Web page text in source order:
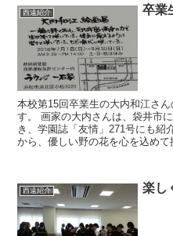
西遠紹介 卒業
本校第15回卒業生の大内和江さ
す。 画家の大内さんは、袋井市
き、学園誌「友情」271号にも紹
から、優しい野の花を心を込め
西遠紹介 楽し